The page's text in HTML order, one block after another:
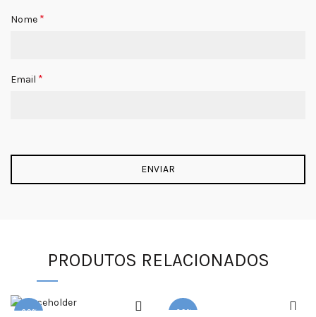
Nome *
Email *
PRODUTOS RELACIONADOS
-29% -29%